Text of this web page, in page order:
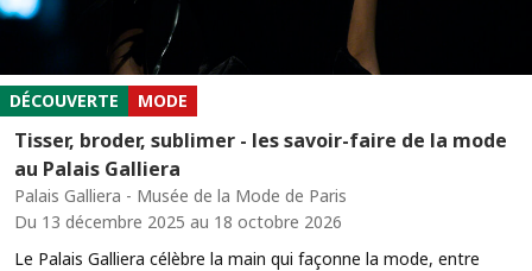
DÉCOUVERTE MODE
Tisser, broder, sublimer - les savoir-faire de la mode
au Palais Galliera
Palais Galliera - Musée de la Mode de Paris
Du 13 décembre 2025 au 18 octobre 2026
Le Palais Galliera célèbre la main qui façonne la mode, entre